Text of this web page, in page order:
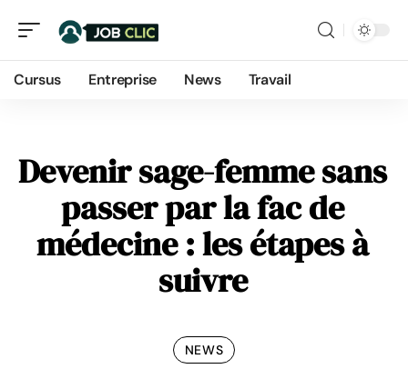
Cursus Entreprise News Travail
Devenir sage-femme sans
passer par la fac de
médecine : les étapes à
suivre
NEWS